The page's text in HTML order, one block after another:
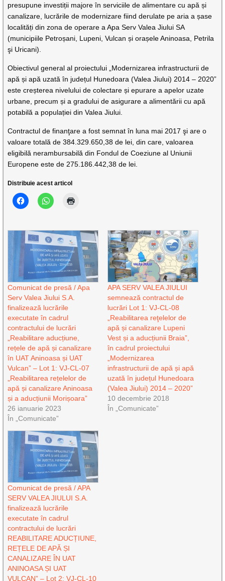
presupune investiții majore în serviciile de alimentare cu apă și
canalizare, lucrările de modernizare fiind derulate pe aria a șase
localități din zona de operare a Apa Serv Valea Jiului SA
(municipiile Petroșani, Lupeni, Vulcan și orașele Aninoasa, Petrila
şi Uricani).
Obiectivul general al proiectului „Modernizarea infrastructurii de
apă și apă uzată în județul Hunedoara (Valea Jiului) 2014 – 2020”
este creșterea nivelului de colectare și epurare a apelor uzate
urbane, precum și a gradului de asigurare a alimentării cu apă
potabilă a populației din Valea Jiului.
Contractul de finanţare a fost semnat în luna mai 2017 şi are o
valoare totală de 384.329.650,38 de lei, din care, valoarea
eligibilă nerambursabilă din Fondul de Coeziune al Uniunii
Europene este de 275.186.442,38 de lei.
Distribuie acest articol
Comunicat de presă / Apa
Serv Valea Jiului S.A.
finalizează lucrările
executate în cadrul
contractului de lucrări
„Reabilitare aducțiune,
rețele de apă și canalizare
în UAT Aninoasa și UAT
Vulcan” – Lot 1: VJ-CL-07
„Reabilitarea rețelelor de
apă și canalizare Aninoasa
și a aducțiunii Morișoara”
26 ianuarie 2023
În „Comunicate”
APA SERV VALEA JIULUI
semnează contractul de
lucrări Lot 1: VJ-CL-08
„Reabilitarea reţelelor de
apă și canalizare Lupeni
Vest și a aducțiunii Braia”,
în cadrul proiectului
„Modernizarea
infrastructurii de apă și apă
uzată în județul Hunedoara
(Valea Jiului) 2014 – 2020”
10 decembrie 2018
În „Comunicate”
Comunicat de presă / APA
SERV VALEA JIULUI S.A.
finalizează lucrările
executate în cadrul
contractului de lucrări
REABILITARE ADUCȚIUNE,
REȚELE DE APĂ ȘI
CANALIZARE ÎN UAT
ANINOASA ȘI UAT
VULCAN” – Lot 2: VJ-CL-10